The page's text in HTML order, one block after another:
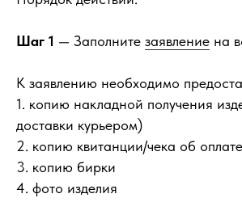
Шаг 1 — Заполните заявление на
К заявлению необходимо
1. копию накладной получения
доставки курьером)
2. копию квитанции/чека об оплате
3. копию бирки
4. фото изделия